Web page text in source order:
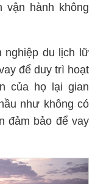
vận hành không
nghiệp du lịch lữ
để duy trì hoạt
của họ lại gian
như không có
đảm bảo để vay